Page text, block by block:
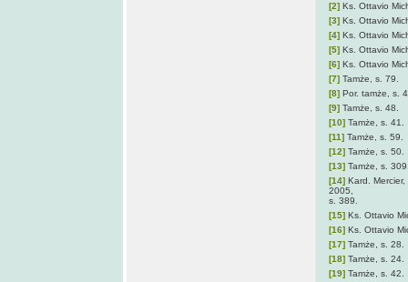
[2] Ks. Ottavio
[3] Ks. Ottavio
[4] Ks. Ottavio
[5] Ks. Ottavio
[6] Ks. Ottavio
[7] Tamże, s. 79.
[8] Por. tamże, s.
[9] Tamże, s. 48.
[10] Tamże, s. 41.
[11] Tamże, s. 59.
[12] Tamże, s. 50.
[13] Tamże, s.
[14] Kard.
2005,
s. 389.
[15] Ks. Ottavio
[16] Ks. Ottavio
[17] Tamże, s. 28.
[18] Tamże, s. 24.
[19] Tamże, s. 42.